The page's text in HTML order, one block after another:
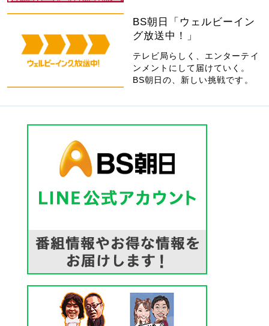
BS朝日「ウェルビーイン
グ放送中！」
テレビ局らしく、エンターテイ
ンメントにして届けていく。
BS朝日の、新しい挑戦です。